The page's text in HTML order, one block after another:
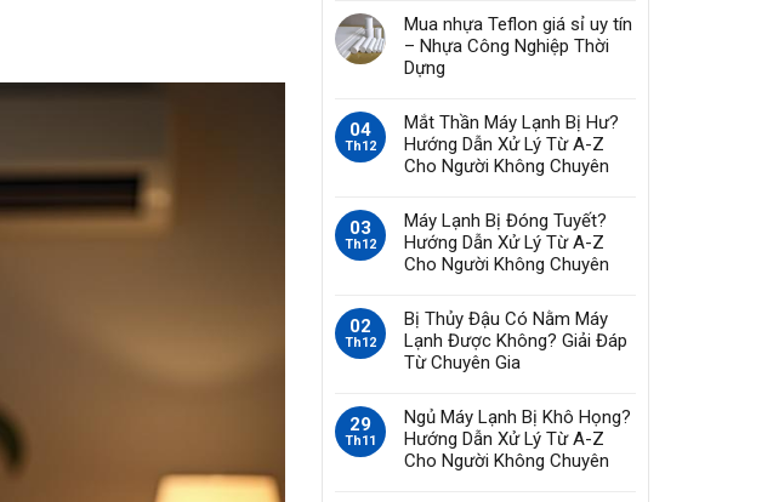
Mua nhựa Teflon giá sỉ uy tín
– Nhựa Công Nghiệp Thời
Dựng
04
Th12
Mắt Thần Máy Lạnh Bị Hư?
Hướng Dẫn Xử Lý Từ A-Z
Cho Người Không Chuyên
03
Th12
Máy Lạnh Bị Đóng Tuyết?
Hướng Dẫn Xử Lý Từ A-Z
Cho Người Không Chuyên
02
Th12
Bị Thủy Đậu Có Nằm Máy
Lạnh Được Không? Giải Đáp
Từ Chuyên Gia
29
Th11
Ngủ Máy Lạnh Bị Khô Họng?
Hướng Dẫn Xử Lý Từ A-Z
Cho Người Không Chuyên